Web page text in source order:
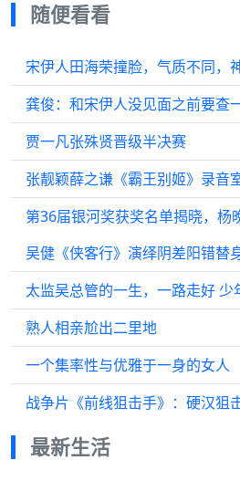
随便看看
龚俊：和宋伊人没见面之前要查
贾一凡张殊贤晋级半决赛
张靓颖薛之谦《霸王别姬》录音
吴健《侠客行》演绎阴差阳错替
熟人相亲尬出二里地
一个集率性与优雅于一身的女人
最新生活